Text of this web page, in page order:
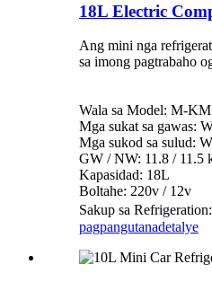
18L Electric
Ang mini nga
sa imong pagtrabaho
Wala sa Model: M-
Mga sukat sa gawas:
Mga sukod sa sulud:
GW / NW: 11.8 / 11.5
Kapasidad: 18L
Boltahe: 220v / 12v
Sakup sa
pagpangutanadetalye